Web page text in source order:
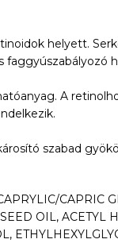
helyett.
A
szabad
OIL,